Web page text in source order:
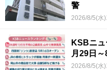
警
2026/8/5(水
KSBニ
月29日～
2026/8/5(水